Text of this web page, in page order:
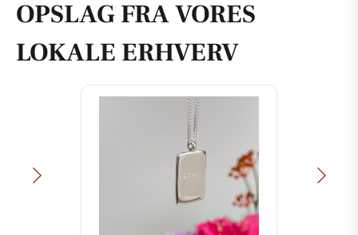
OPSLAG FRA VORES
LOKALE ERHVERV